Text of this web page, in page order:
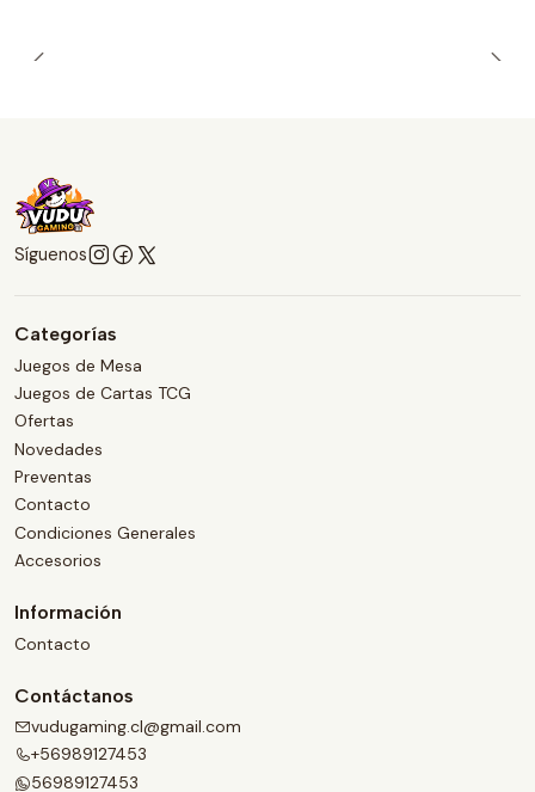
Síguenos
Categorías
Juegos de Mesa
Juegos de Cartas TCG
Ofertas
Novedades
Preventas
Contacto
Condiciones Generales
Accesorios
Información
Contacto
Contáctanos
vudugaming.cl@gmail.com
+56989127453
56989127453